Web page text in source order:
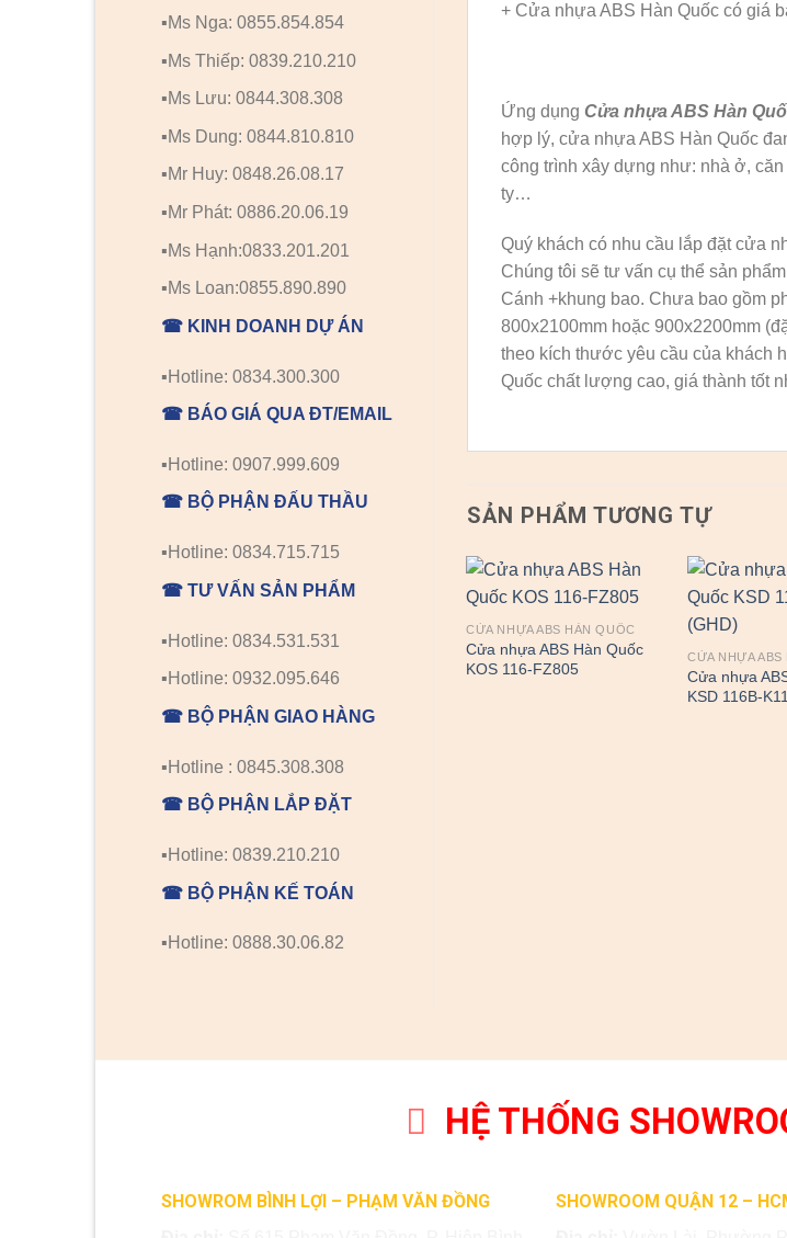
▪️Ms Nga: 0855.854.854
▪️Ms Thiếp: 0839.210.210
▪️Ms Lưu: 0844.308.308
▪️Ms Dung: 0844.810.810
▪️Mr Huy: 0848.26.08.17
▪️Mr Phát: 0886.20.06.19
▪️Ms Hạnh:0833.201.201
▪️Ms Loan:0855.890.890
☎ KINH DOANH DỰ ÁN
▪️Hotline: 0834.300.300
☎ BÁO GIÁ QUA ĐT/EMAIL
▪️Hotline: 0907.999.609
☎ BỘ PHẬN ĐẤU THẦU
▪️Hotline: 0834.715.715
☎ TƯ VẤN SẢN PHẨM
▪️Hotline: 0834.531.531
▪️Hotline: 0932.095.646
☎ BỘ PHẬN GIAO HÀNG
▪️Hotline : 0845.308.308
☎ BỘ PHẬN LẮP ĐẶT
▪️Hotline: 0839.210.210
☎ BỘ PHẬN KẾ TOÁN
▪️Hotline: 0888.30.06.82
+ Cửa nhựa ABS Hàn Quốc có giá
Ứng dụng Cửa nhựa ABS Hàn
hợp lý, cửa nhựa ABS Hàn Quốc
công trình xây dựng như: nhà ở,
ty…
Quý khách có nhu cầu lắp đặt cửa
Chúng tôi sẽ tư vấn cụ thể sản
Cánh +khung bao. Chưa bao gồm
800x2100mm hoặc 900x2200mm
theo kích thước yêu cầu của khách
Quốc chất lượng cao, giá thành tốt
SẢN PHẨM TƯƠNG TỰ
CỬA NHỰA ABS HÀN QUỐC
Cửa nhựa ABS Hàn Quốc
KOS 116-FZ805
CỬA NHỰA ABS
Cửa nhựa
KSD 116B-
HỆ THỐNG
SHOWROM BÌNH LỢI – PHẠM VĂN ĐỒNG SHOWROOM QUẬN 12 –